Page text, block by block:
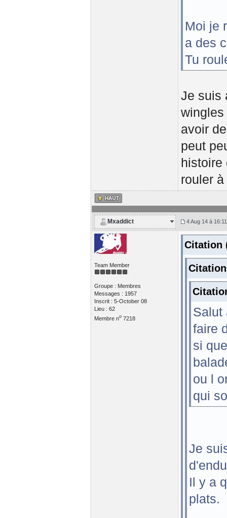
Moi je
a des
Tu
Je suis
avoir
peut
histoire
rouler
Mxaddict 4 Aug 14 à 16:11
Team Member
Groupe : Membres
Messages : 1957
Inscrit : 5-October 08
Lieu : 62
Membre no7218
Citation
Salut
faire
si
ou l
qui
Je
Il y a
plats.